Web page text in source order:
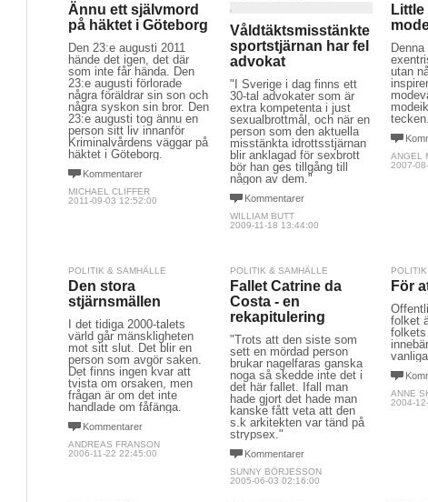
Ännu ett självmord
på häktet i Göteborg
Den 23:e augusti 2011
hände det igen, det där
som inte får hända. Den
23:e augusti förlorade
några föräldrar sin son och
några syskon sin bror. Den
23:e augusti tog ännu en
person sitt liv innanför
Kriminalvårdens väggar på
häktet i Göteborg.
Kommentarer
MICHAEL CLIFFER
2011-09-03 12:52:00
Våldtäktsmisstänkte
sportstjärnan har fel
advokat
"I Sverige i dag finns ett
30-tal advokater som är
extra kompetenta i just
sexualbrottmål, och när en
person som den aktuella
misstänkta idrottsstjärnan
blir anklagad för sexbrott
bör han ges tillgång till
någon av dem."
Kommentarer
WILLIAM BUTT
2009-11-18 13:44:00
Little
utan
tecken.
ANGEL
2007-
POLITIK & SAMHÄLLE
Den stora
stjärnsmällen
I det tidiga 2000-talets
värld går mänskligheten
mot sitt slut. Det blir en
person som avgör saken.
Det finns ingen kvar att
tvista om orsaken, men
frågan är om det inte
handlade om fåfänga.
Kommentarer
ANDREAS FRANSON
2006-11-22 22:45:00
POLITIK & SAMHÄLLE
Fallet Catrine da
Costa - en
rekapitulering
"Trots att den siste som
sett en mördad person
brukar nagelfaras ganska
noga så skedde inte det i
det här fallet. Ifall man
hade gjort det hade man
kanske fått veta att den
s.k arkitekten var tänd på
strypsex."
Kommentarer
SUNNY BÖRJESSON
2005-06-03 02:16:00
För
folket
ANNE
2004-